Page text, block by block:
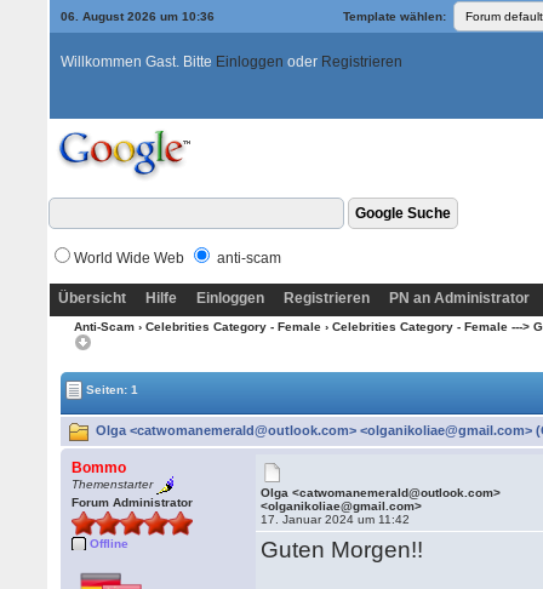
06. August 2026 um 10:36 Template wählen:
Willkommen Gast. Bitte Einloggen oder Registrieren
World Wide Web anti-scam
Übersicht Hilfe Einloggen Registrieren PN an Administrator
Anti-Scam› Celebrities Category - Female› Celebrities Category - Female --->
Seiten: 1
Olga <catwomanemerald@outlook.com> <olganikoliae@gmail.com>
Bommo
Themenstarter
Forum Administrator
Offline
Olga <catwomanemerald@outlook.com>
<olganikoliae@gmail.com>
17. Januar 2024 um 11:42
Guten Morgen!!